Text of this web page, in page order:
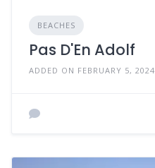
BEACHES
Pas D'En Adolf
ADDED ON FEBRUARY 5, 2024